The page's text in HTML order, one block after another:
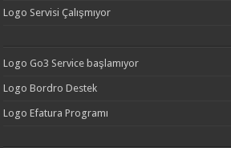
Logo Servisi Çalışmıyor
Logo Go3 Service başlamıyor
Logo Bordro Destek
Logo Efatura Programı